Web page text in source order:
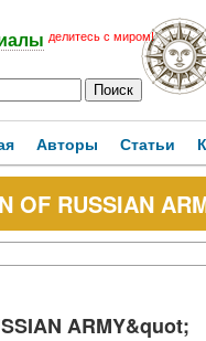
делитесь с миром!
Авторы Статьи
OF RUSSIAN
ARMY&quot;